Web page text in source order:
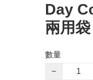
Day
兩用
數量
−